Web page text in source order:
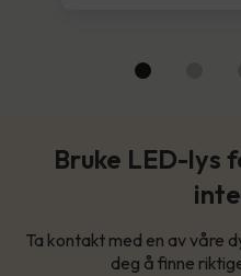
Bruke LED-lys
Ta kontakt med en av våre
deg å finne